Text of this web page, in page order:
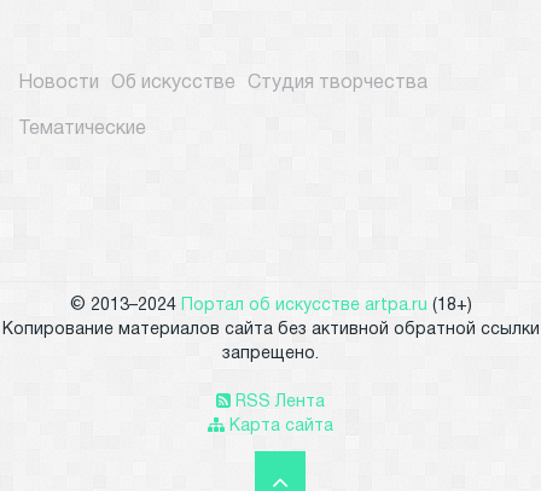
Новости Об искусстве Студия творчества
Тематические
© 2013–2024 Портал об искусстве artpa.ru (18+)
Копирование материалов сайта без активной обратной ссылки
запрещено.
RSS Лента
Карта сайта